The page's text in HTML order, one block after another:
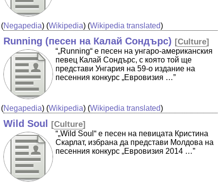
(Negapedia) (Wikipedia) (Wikipedia translated)
Running (песен на Калай Сондърс) [Culture]
“„Running“ е песен на унгаро-американския
певец Калай Сондърс, с която той ще
представи Унгария на 59-о издание на
песенния конкурс „Евровизия …”
(Negapedia) (Wikipedia) (Wikipedia translated)
Wild Soul [Culture]
“„Wild Soul“ е песен на певицата Кристина
Скарлат, избрана да представи Молдова на
песенния конкурс „Евровизия 2014 …”